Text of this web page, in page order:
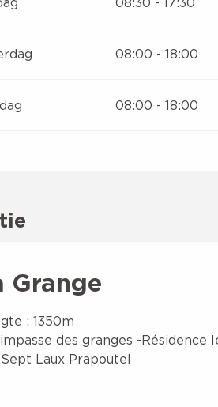
08:00 - 18:00
08:00 - 18:00
Grange
: 1350m
des granges -Résidence
Laux Prapoutel